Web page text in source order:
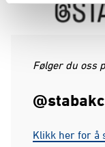
Følger du oss
Klikk her for å